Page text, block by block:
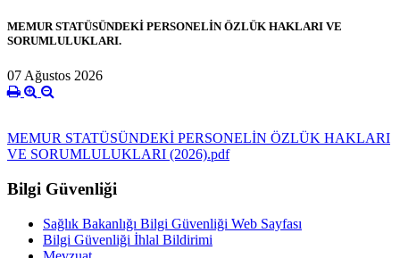
MEMUR STATÜSÜNDEKİ PERSONELİN ÖZLÜK HAKLARI VE
SORUMLULUKLARI.
07 Ağustos 2026
MEMUR STATÜSÜNDEKİ PERSONELİN ÖZLÜK HAKLARI
VE SORUMLULUKLARI (2026).pdf
Bilgi Güvenliği
Sağlık Bakanlığı Bilgi Güvenliği Web Sayfası
Bilgi Güvenliği İhlal Bildirimi